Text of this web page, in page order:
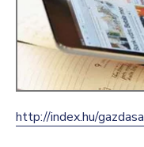
Keresés
http://index.hu/